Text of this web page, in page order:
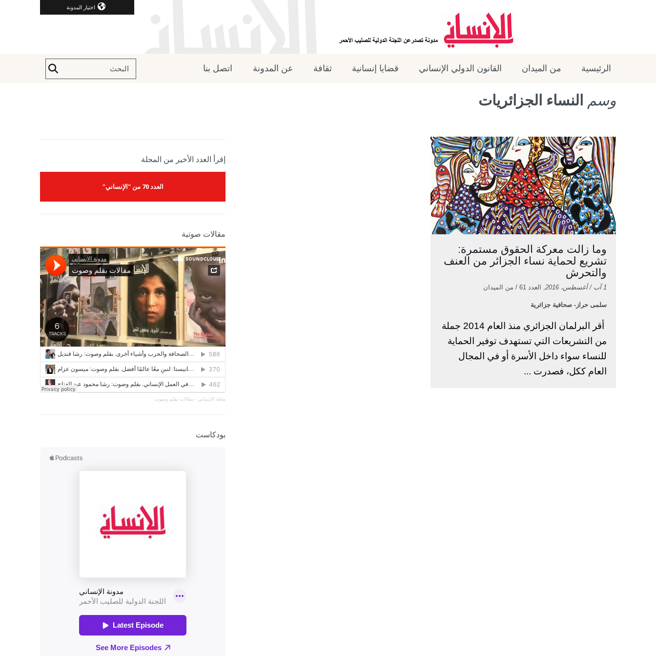
اختيار المدونة
الرئيسية من الميدان القانون الدولي الإنساني قضايا إنسانية ثقافة عن المدونة اتصل بنا
وسم النساء الجزائريات
وما زالت معركة الحقوق مستمرة:
تشريع لحماية نساء الجزائر من العنف
والتحرش
1 آب / أغسطس، 2016 , العدد 61 / من الميدان
سلمى حراز- صحافية جزائرية
أقر البرلمان الجزائري منذ العام 2014 جملة
من التشريعات التي تستهدف توفير الحماية
للنساء سواء داخل الأسرة أو في المجال
العام ككل، فصدرت ...
إقرأ العدد الأخير من المجلة
العدد 70 من "الإنساني"
مقالات صوتية
مجلة الإنساني · مقالات بقلم وصوت
بودكاست